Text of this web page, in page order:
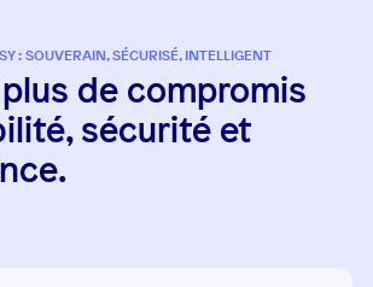
: SOUVERAIN, SÉCURISÉ, INTELLIGENT
de compromis
sécurité et